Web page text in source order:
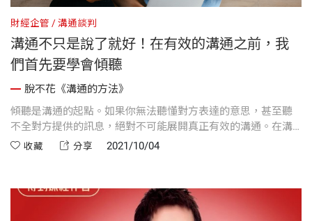
財經企管 溝通談判
溝通不只是說了就好！在有效的溝通之前，我
們首先要學會傾聽
脫不花《溝通的方法》
傾聽是溝通的起點。如果你無法聽懂對方表達的意思，甚至聽
不全對方提供的訊息，絕對不可能展開真正有效的溝通。在溝
通的同時，挖掘出隱藏訊息，然後你就能看清楚，想明白，做
收藏 分享 2021/10/04